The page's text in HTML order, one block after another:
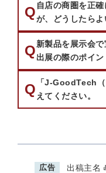
質問：
Q 自店の商圏を正
が、どうしたらよ
質問：
Q新製品を展示会
出展の際のポイ
質問：
Q 「J-GoodTech
えてください。
広告 出稿主名